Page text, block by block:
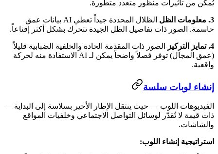
يُمكّن من تأثيرات منظور متعدد متطورة.
3. معلومات الظل
الظلال المحددة جيداً تعطي AI بيانات عمق
حاسمة. الصور ذات تفاصيل الظل الجيدة تتحرك بشكل أكثر إقناعاً.
4. تمايز التركيز
الصور ذات المقدمة الحادة والخلفية الضبابية قليلاً
(عمق المجال) توفر فصلاً واضحاً يمكن لـ AI الاستفادة منه لحركة
واقعية.
إنشاء لوبات سلسة
الفيديوهات اللوب — حيث ينتقل الإطار الأخير بسلاسة إلى البداية —
ذات قيمة لا تُقدّر لوسائل التواصل الاجتماعي وخلفيات المواقع
والشاشات.
استراتيجية إنشاء اللوب: